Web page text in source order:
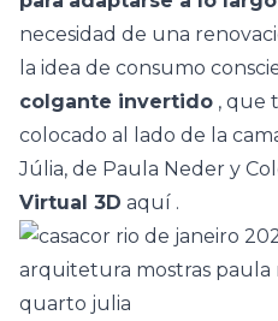
necesidad de una
la idea de consumo
colgante invertido , que
colocado al lado de la
Júlia, de Paula Neder y
Virtual 3D aquí .